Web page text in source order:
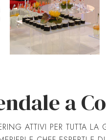
a
ATTIVI PER TUTTA LA